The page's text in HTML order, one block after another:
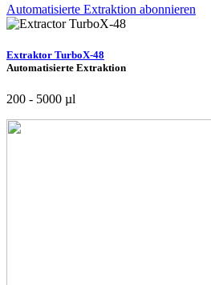
Automatisierte Extraktion abonnieren
Extraktor TurboX-48
Automatisierte Extraktion
200 - 5000 µl